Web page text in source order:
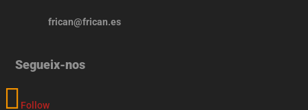
frican@frican.es
Segueix-nos
Follow